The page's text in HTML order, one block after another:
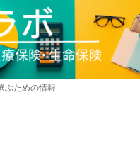
ぶための情報